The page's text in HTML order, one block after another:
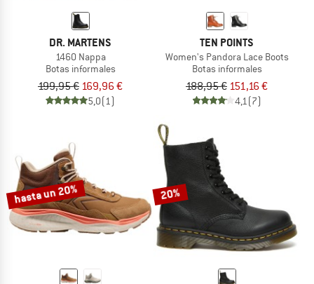
DR. MARTENS
1460 Nappa
Botas informales
199,95 € 169,96 €
5,0(1)
TEN POINTS
Women's Pandora Lace Boots
Botas informales
188,95 € 151,16 €
4,1(7)
hasta un 20% 20%